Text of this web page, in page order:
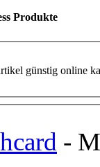
Produkte
günstig online
hcard -